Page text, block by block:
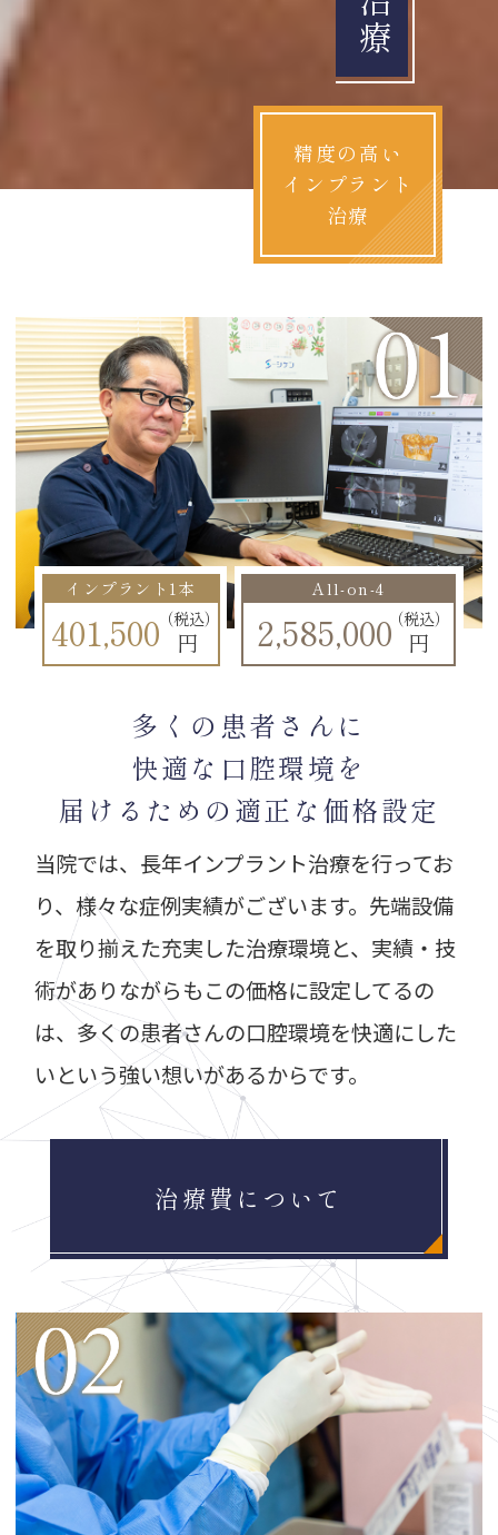
精度の高い
インプラント
治療
インプラント1本
401,500 円
（税込）
All-on-4
2,585,000 円
（税込）
多くの患者さんに
快適な口腔環境を
届けるための適正な価格設定
当院では、長年インプラント治療を行ってお
り、様々な症例実績がございます。先端設備
を取り揃えた充実した治療環境と、実績・技
術がありながらもこの価格に設定してるの
は、多くの患者さんの口腔環境を快適にした
いという強い想いがあるからです。
治療費について